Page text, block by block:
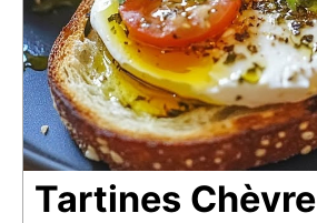
Tartines Chèvre